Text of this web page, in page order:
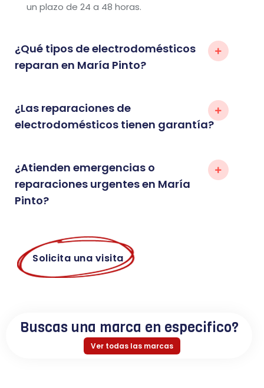
un plazo de 24 a 48 horas.
¿Qué tipos de electrodomésticos
reparan en María Pinto?
¿Las reparaciones de
electrodomésticos tienen garantía?
¿Atienden emergencias o
reparaciones urgentes en María
Pinto?
Solicita una visita
Buscas una marca en especifico?
Ver todas las marcas